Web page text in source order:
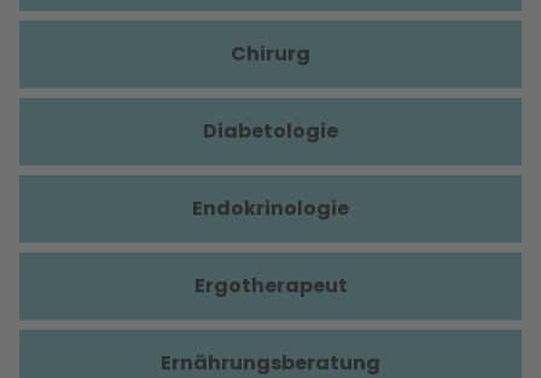
Chirurg
Diabetologie
Endokrinologie
Ergotherapeut
Ernährungsberatung